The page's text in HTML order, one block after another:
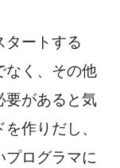
タートする
なく、その他
要があると気
作りだし、
プログラマに